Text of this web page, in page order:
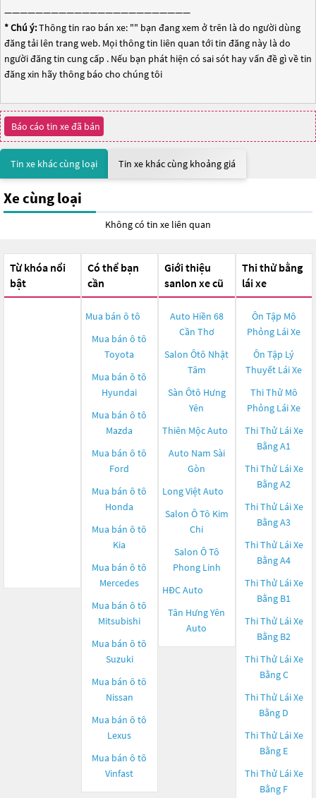
————————————————————————
* Chú ý:Thông tin rao bán xe: "" bạn đang xem ở trên là do người dùng
đăng tải lên trang web. Mọi thông tin liên quan tới tin đăng này là do
người đăng tin cung cấp . Nếu bạn phát hiện có sai sót hay vấn đề gì về tin
đăng xin hãy thông báo cho chúng tôi
Báo cáo tin xe đã bán
Tin xe khác cùng loại Tin xe khác cùng khoảng giá
Xe cùng loại
Không có tin xe liên quan
Từ khóa nổi
bật
Có thể bạn
cần
Mua bán ô tô
Mua bán ô tô
Toyota
Mua bán ô tô
Hyundai
Mua bán ô tô
Mazda
Mua bán ô tô
Ford
Mua bán ô tô
Honda
Mua bán ô tô
Kia
Mua bán ô tô
Mercedes
Mua bán ô tô
Mitsubishi
Mua bán ô tô
Suzuki
Mua bán ô tô
Nissan
Mua bán ô tô
Lexus
Mua bán ô tô
Vinfast
Giới thiệu
sanlon xe cũ
Auto Hiền 68
Cần Thơ
Salon Ôtô Nhật
Tâm
Sàn Ôtô Hưng
Yên
Thiên Mộc Auto
Auto Nam Sài
Gòn
Long Việt Auto
Salon Ô Tô Kim
Chi
Salon Ô Tô
Phong Linh
HĐC Auto
Tân Hưng Yên
Auto
Thi thử bằng
lái xe
Ôn Tập Mô
Phỏng Lái Xe
Ôn Tập Lý
Thuyết Lái Xe
Thi Thử Mô
Phỏng Lái Xe
Thi Thử Lái Xe
Bằng A1
Thi Thử Lái Xe
Bằng A2
Thi Thử Lái Xe
Bằng A3
Thi Thử Lái Xe
Bằng A4
Thi Thử Lái Xe
Bằng B1
Thi Thử Lái Xe
Bằng B2
Thi Thử Lái Xe
Bằng C
Thi Thử Lái Xe
Bằng D
Thi Thử Lái Xe
Bằng E
Thi Thử Lái Xe
Bằng F